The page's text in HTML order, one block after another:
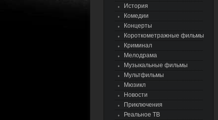
История
Комедии
Концерты
Короткометражные фильмы
Криминал
Мелодрама
Музыкальные фильмы
Мультфильмы
Мюзикл
Новости
Приключения
Реальное ТВ